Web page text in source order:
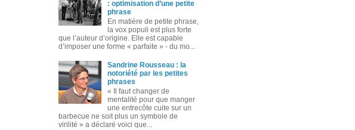
: optimisation d’une petite
phrase
En matière de petite phrase,
la vox populi est plus forte
que l’auteur d’origine. Elle est capable
d’imposer une forme « parfaite » ‑ du mo...
Sandrine Rousseau : la
notoriété par les petites
phrases
« Il faut changer de
mentalité pour que manger
une entrecôte cuite sur un
barbecue ne soit plus un symbole de
virilité » a déclaré voici que...